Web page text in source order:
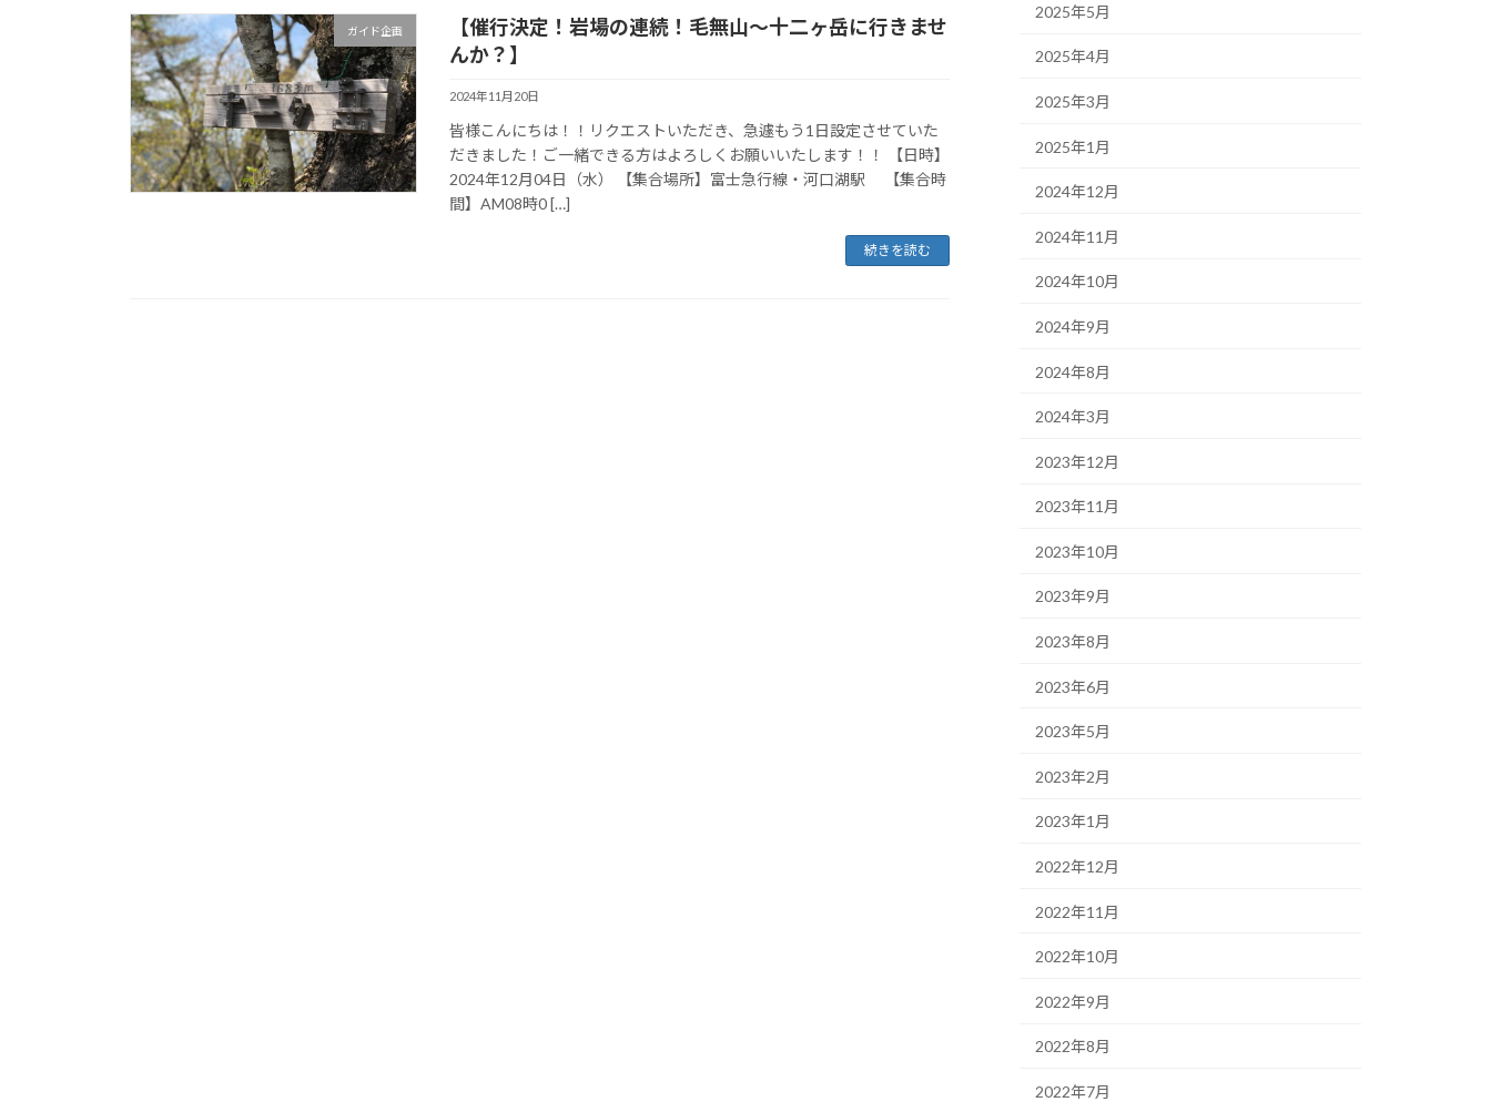
ガイド企画
【催行決定！岩場の連続！毛無山〜十二ヶ岳に行きませ
んか？】
2024年11月20日
皆様こんにちは！！リクエストいただき、急遽もう1日設定させていた
だきました！ご一緒できる方はよろしくお願いいたします！！ 【日時】
2024年12月04日（水） 【集合場所】富士急行線・河口湖駅 【集合時
間】AM08時0 […]
続きを読む
2025年5月
2025年4月
2025年3月
2025年1月
2024年12月
2024年11月
2024年10月
2024年9月
2024年8月
2024年3月
2023年12月
2023年11月
2023年10月
2023年9月
2023年8月
2023年6月
2023年5月
2023年2月
2023年1月
2022年12月
2022年11月
2022年10月
2022年9月
2022年8月
2022年7月